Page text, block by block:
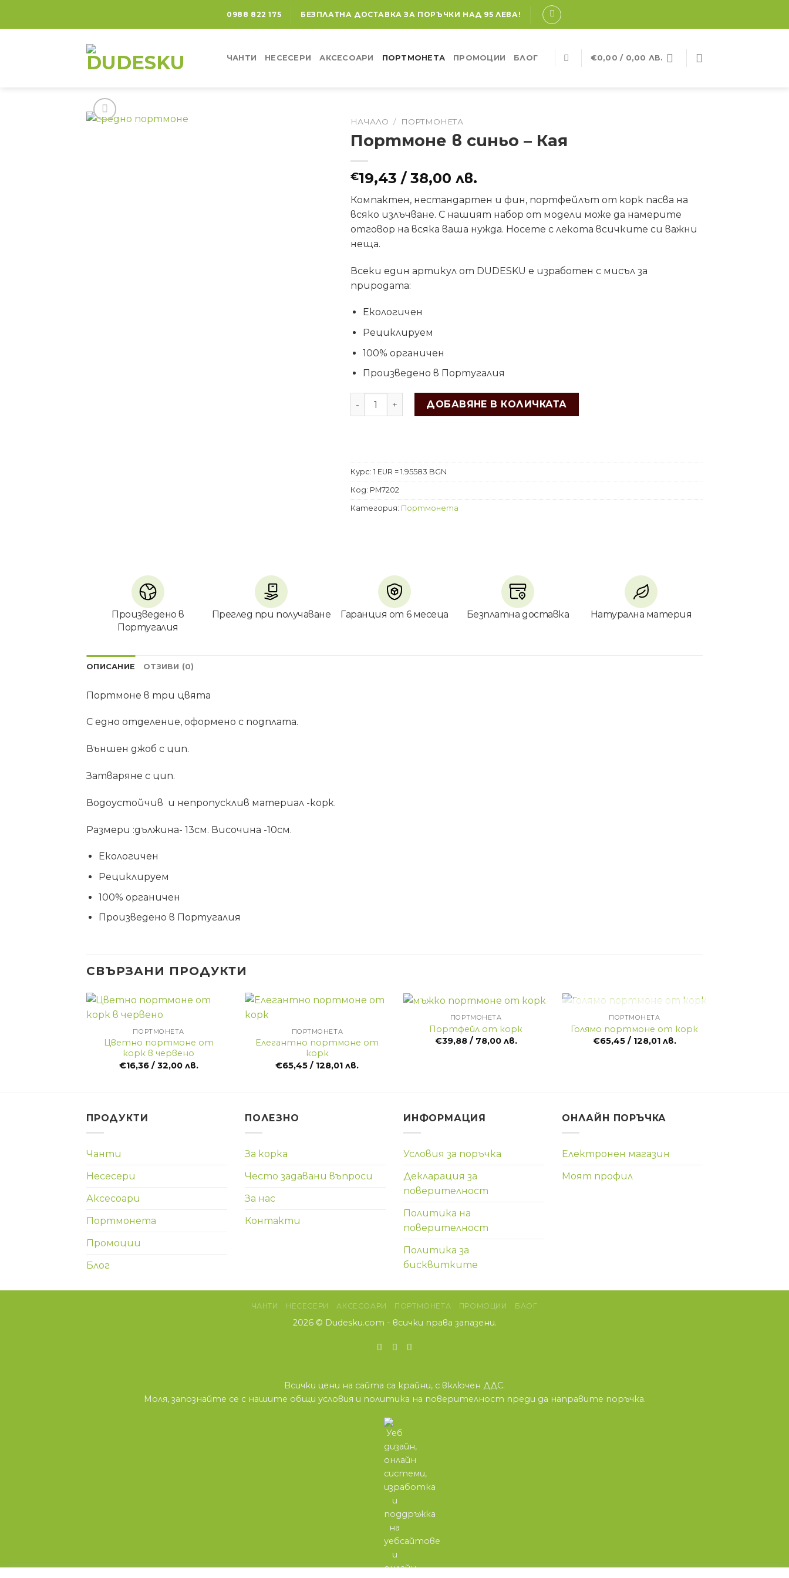
0988 822 175 БЕЗПЛАТНА ДОСТАВКА ЗА ПОРЪЧКИ НАД 95 ЛЕВА!
ЧАНТИ НЕСЕСЕРИ АКСЕСОАРИ ПОРТМОНЕТА ПРОМОЦИИ БЛОГ €0,00 / 0,00 ЛВ.
НАЧАЛО / ПОРТМОНЕТА
Портмоне в синьо – Кая
€19,43 / 38,00 лв.
Компактен, нестандартен и фин, портфейлът от корк пасва на
всяко излъчване. С нашият набор от модели може да намерите
отговор на всяка ваша нужда. Носете с лекота всичките си важни
неща.
Всеки един артикул от DUDESKU е изработен с мисъл за
природата:
Екологичен
Рециклируем
100% органичен
Произведено в Португалия
ДОБАВЯНЕ В КОЛИЧКАТА
Курс: 1 EUR = 1.95583 BGN
Код: PM7202
Категория: Портмонета
Произведено в
Португалия
Преглед при получаване Гаранция от 6 месеца Безплатна доставка Натурална материя
ОПИСАНИЕ ОТЗИВИ (0)
Портмоне в три цвята
С едно отделение, оформено с подплата.
Външен джоб с цип.
Затваряне с цип.
Водоустойчив и непропусклив материал -корк.
Размери :дължина- 13см. Височина -10см.
Екологичен
Рециклируем
100% органичен
Произведено в Португалия
СВЪРЗАНИ ПРОДУКТИ
ПОРТМОНЕТА
Цветно портмоне от
корк в червено
€16,36/ 32,00 лв.
ПОРТМОНЕТА
Елегантно портмоне от
корк
€65,45 / 128,01 лв.
ПОРТМОНЕТА
Портфейл от корк
€39,88/ 78,00 лв.
+
ИЗЧЕРПАН
ПОРТМОНЕТА
Голямо портмоне от корк
€65,45/ 128,01 лв.
ПРОДУКТИ
Чанти
Несесери
Аксесоари
Портмонета
Промоции
Блог
ПОЛЕЗНО
За корка
Често задавани въпроси
За нас
Контакти
ИНФОРМАЦИЯ
Условия за поръчка
Декларация за
поверителност
Политика на
поверителност
Политика за
бисквитките
ОНЛАЙН ПОРЪЧКА
Електронен магазин
Моят профил
ЧАНТИ НЕСЕСЕРИ АКСЕСОАРИ ПОРТМОНЕТА ПРОМОЦИИ БЛОГ
2026 © Dudesku.com - всички права запазени.
Всички цени на сайта са крайни, с включен ДДС.
Моля, запознайте се с нашите общи условия и политика на поверителност преди да направите поръчка.